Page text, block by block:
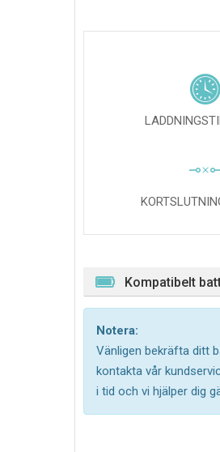
Kompatibelt
Notera:
Vänligen bekräfta ditt
kontakta vår
i tid och vi hjälper dig